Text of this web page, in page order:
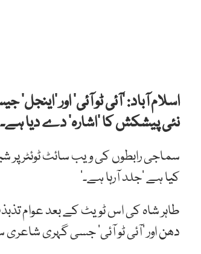
اسلام آباد: ’آئی ٹو آئی‘ اور
نئی پیشکش کا ’اشارہ‘ دے دیا ہے۔
سماجی رابطوں کی ویب سائٹ ٹوئٹر پر
کیا ہے ’جلد آرہا ہے۔‘
دھن اور ’آئی ٹو آئی‘ جسی گہری